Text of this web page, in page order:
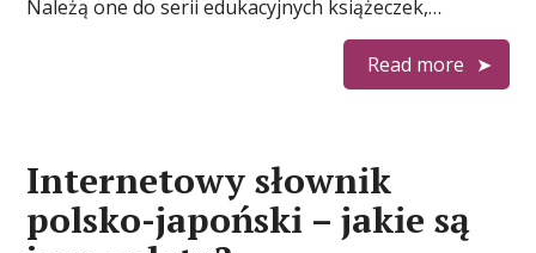
Należą one do serii edukacyjnych książeczek,…
Read more
Internetowy słownik
polsko-japoński – jakie są